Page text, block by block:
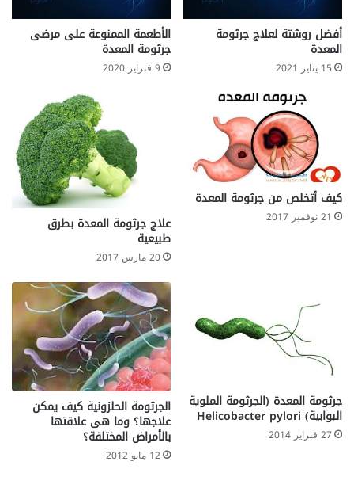
أفضل روشتة لعلاج جرثومة
المعدة
15 يناير 2021
الأطعمة الممنوعة على مرضى
جرثومة المعدة
9 فبراير 2020
كيف أتخلص من جرثومة المعدة
21 نوفمبر 2017 علاج جرثومة المعدة بطرق
طبيعية
20 مارس 2017
جرثومة المعدة (الجرثومة الملوية
البوابية) Helicobacter pylori
27 فبراير 2014
الجرثومة الحلزونية كيف يمكن
علاجها؟ وما هى علاقتها
بالأمراض المختلفة؟
12 مايو 2012